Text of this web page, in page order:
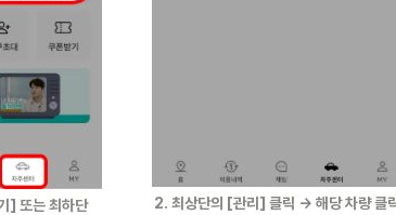
] 또는 최하단
2. 최상단의 [관리] 클릭 → 해당 차량 클